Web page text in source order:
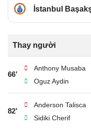
İstanbul
Thay người
66’
Anthony Musaba
Oguz Aydin
82’
Anderson Talisca
Sidiki Cherif